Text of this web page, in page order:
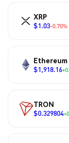
XRP
$1.03-0.70%
Ethereum
$1,918.16
TRON
$0.329804